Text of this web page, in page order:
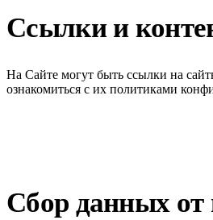
Ссылки и
На Сайте могут быть ссылки на
ознакомиться с их политиками
Сбор данных от